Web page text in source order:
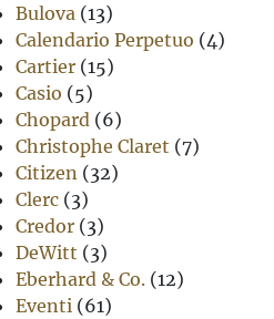
Bulova (13)
Calendario Perpetuo (4)
Cartier (15)
Casio (5)
Chopard (6)
Christophe Claret (7)
Citizen (32)
Clerc (3)
Credor (3)
DeWitt (3)
Eberhard & Co. (12)
Eventi (61)